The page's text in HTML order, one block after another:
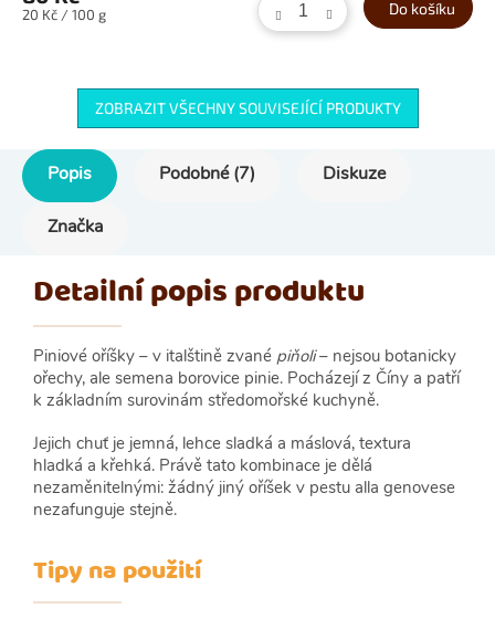
Měrná
20 Kč / 100 g Do košíku
ZOBRAZIT VŠECHNY SOUVISEJÍCÍ PRODUKTY
Popis Podobné (7) Diskuze
Značka
Detailní popis produktu
Piniové oříšky – v italštině zvané piňoli– nejsou botanicky
ořechy, ale semena borovice pinie. Pocházejí z Číny a patří
k základním surovinám středomořské kuchyně.
Jejich chuť je jemná, lehce sladká a máslová, textura
hladká a křehká. Právě tato kombinace je dělá
nezaměnitelnými: žádný jiný oříšek v pestu alla genovese
nezafunguje stejně.
Tipy na použití